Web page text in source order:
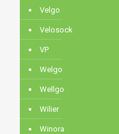
Velgo
Velosock
VP
Welgo
Wellgo
Wilier
Winora